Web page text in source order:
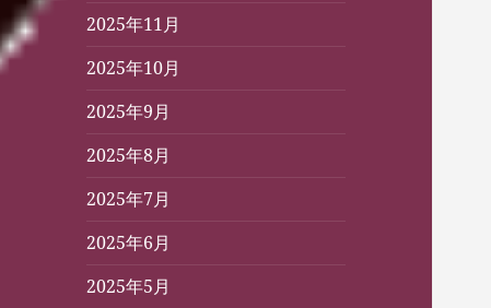
2025年11月
2025年10月
2025年9月
2025年8月
2025年7月
2025年6月
2025年5月